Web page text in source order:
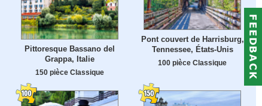
Pittoresque Bassano del
Grappa, Italie
150 pièce Classique
Pont couvert de Harrisburg,
Tennessee, États-Unis
100 pièce Classique